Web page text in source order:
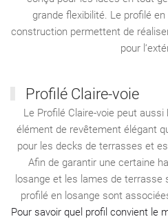
grande flexibilité. Le profilé
construction permettent de
pour
Profilé Claire-voie
Le Profilé Claire-voie peut
élément de revêtement élégant
pour les decks de terrasses et
Afin de garantir une certaine
losange et les lames de terrasse
profilé en losange sont
Pour savoir quel profil convient le